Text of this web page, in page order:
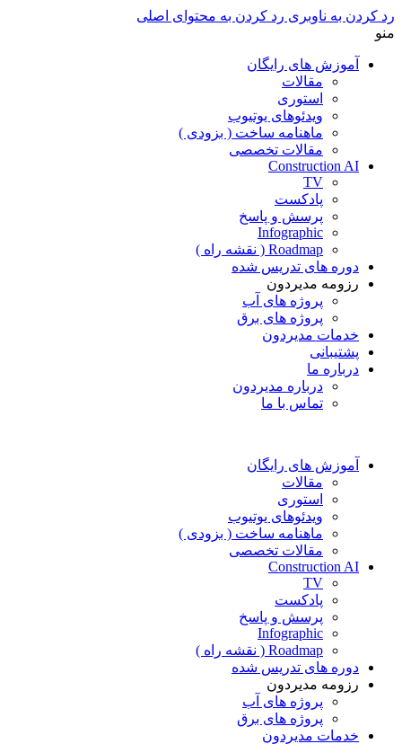
رد کردن به ناوبری رد کردن به محتوای اصلی
منو
آموزش های رایگان
مقالات
استوری
ویدئوهای یوتیوب
ماهنامه ساخت ( بزودی )
مقالات تخصصی
Construction AI
TV
پادکست
پرسش و پاسخ
Infographic
Roadmap ( نقشه راه )
دوره های تدریس شده
رزومه مدیردون
پروژه های آب
پروژه های برق
خدمات مدیردون
پشتیبانی
درباره ما
درباره مدیردون
تماس با ما
آموزش های رایگان
مقالات
استوری
ویدئوهای یوتیوب
ماهنامه ساخت ( بزودی )
مقالات تخصصی
Construction AI
TV
پادکست
پرسش و پاسخ
Infographic
Roadmap ( نقشه راه )
دوره های تدریس شده
رزومه مدیردون
پروژه های آب
پروژه های برق
خدمات مدیردون